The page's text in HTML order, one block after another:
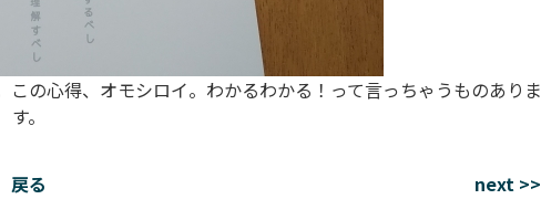
の心得、オモシロイ。わかるわかる！って言っちゃうものありま
す。
戻る next >>